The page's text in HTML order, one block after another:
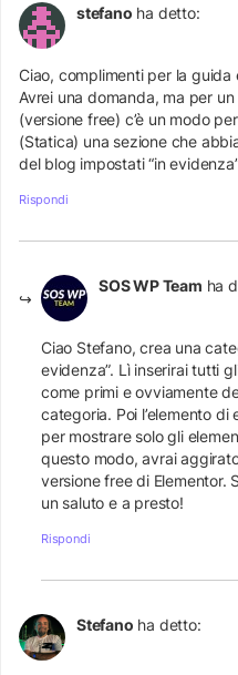
stefano ha detto:
Ciao, complimenti per la guida
Avrei una domanda, ma per
(versione free) c’è un modo
(Statica) una sezione che
del blog impostati “in
Rispondi
SOS WP Team ha
Ciao Stefano, crea una
evidenza”. Lì inserirai tutti
come primi e ovviamente
categoria. Poi l’elemento
per mostrare solo gli
questo modo, avrai
versione free di Elementor.
un saluto e a presto!
Rispondi
Stefano ha detto: